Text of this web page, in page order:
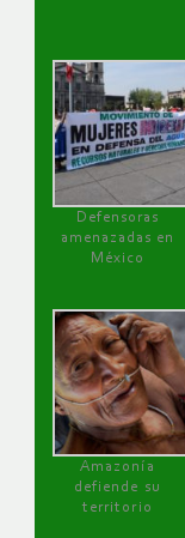
Defensoras
amenazadas en
México
Amazonía
defiende su
territorio